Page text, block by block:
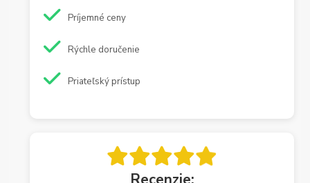
Príjemné ceny
Rýchle doručenie
Priateľský prístup